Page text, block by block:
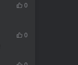
0
0